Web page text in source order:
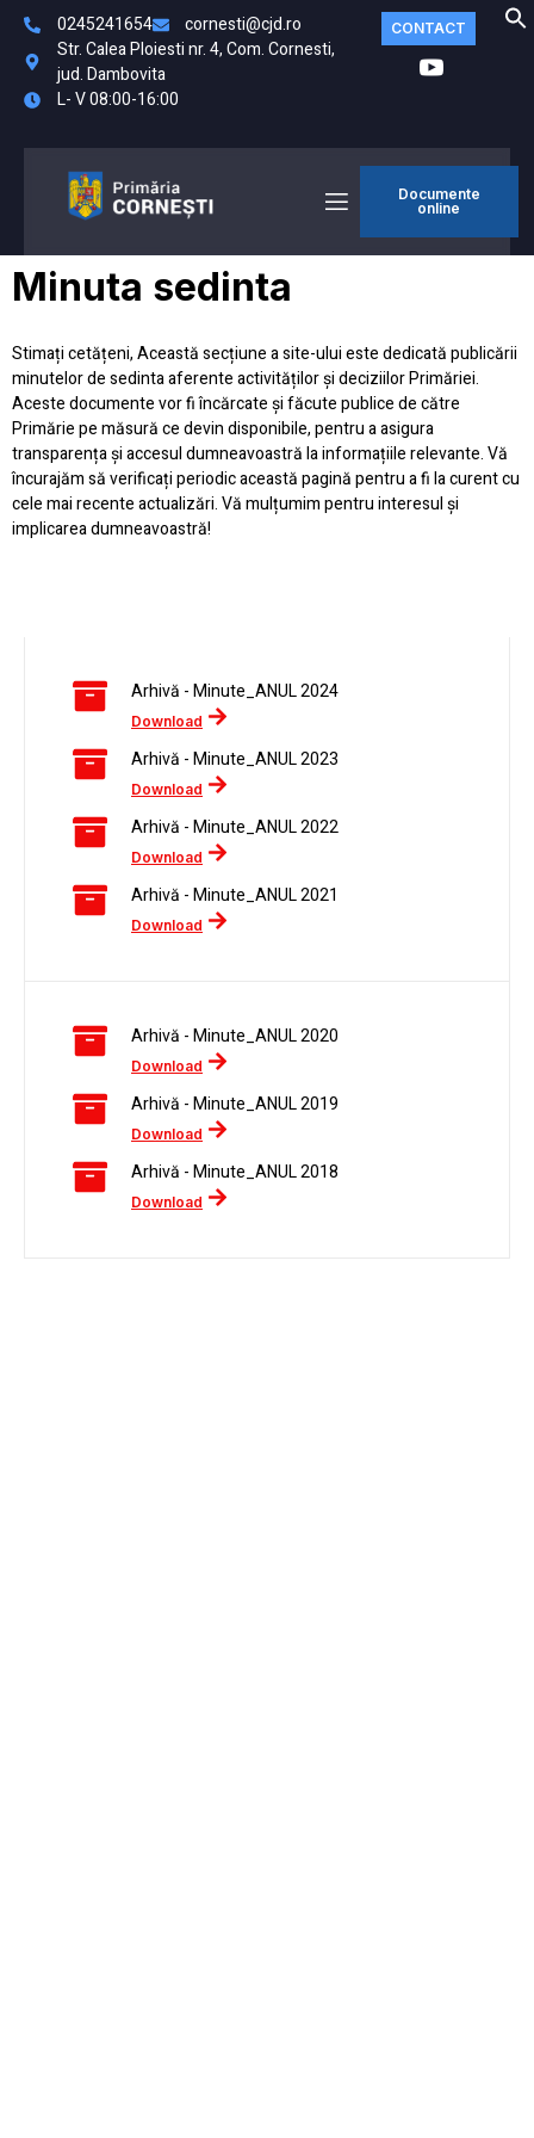
0245241654
cornesti@cjd.ro
Str. Calea Ploiesti nr. 4, Com. Cornesti,
jud. Dambovita
L- V 08:00-16:00
CONTACT
Documente
online
Minuta sedinta
Stimați cetățeni, Această secțiune a site-ului este dedicată publicării
minutelor de sedinta aferente activităților și deciziilor Primăriei.
Aceste documente vor fi încărcate și făcute publice de către
Primărie pe măsură ce devin disponibile, pentru a asigura
transparența și accesul dumneavoastră la informațiile relevante. Vă
încurajăm să verificați periodic această pagină pentru a fi la curent cu
cele mai recente actualizări. Vă mulțumim pentru interesul și
implicarea dumneavoastră!
Arhivă - Minute_ANUL 2024
Download
Arhivă - Minute_ANUL 2023
Download
Arhivă - Minute_ANUL 2022
Download
Arhivă - Minute_ANUL 2021
Download
Arhivă - Minute_ANUL 2020
Download
Arhivă - Minute_ANUL 2019
Download
Arhivă - Minute_ANUL 2018
Download